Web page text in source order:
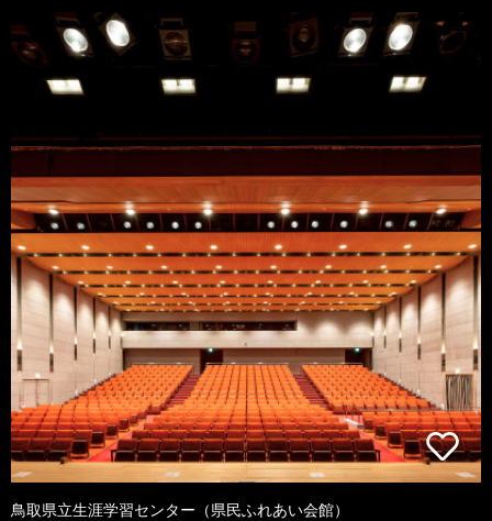
鳥取県立生涯学習センター（県民ふれあい会館）